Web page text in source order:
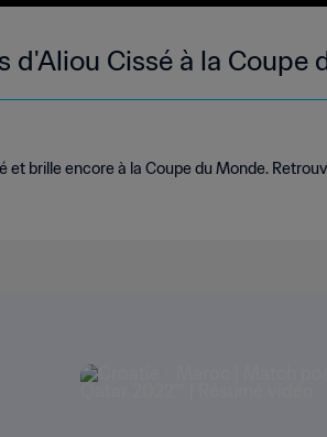
d'Aliou Cissé à la Coupe
et brille encore à la Coupe du Monde.